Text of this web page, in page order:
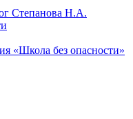
Степанова Н.А.
«Школа без опасности»